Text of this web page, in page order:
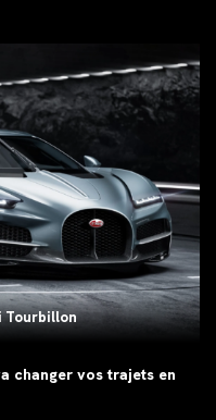
Tourbillon
changer vos trajets en